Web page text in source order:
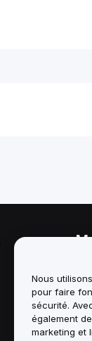
Nous
pour faire
sécurité.
également
marketing et